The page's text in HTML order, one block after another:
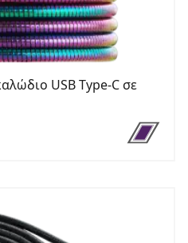
USB Type-C σε